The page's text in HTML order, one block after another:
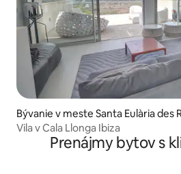
Bývanie v meste Santa Eulària des
Vila v Cala Llonga Ibiza
Prenájmy bytov s